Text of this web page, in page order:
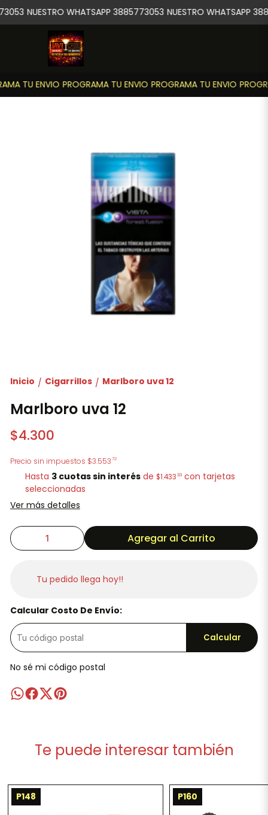
TU ENVIO PROGRAMA TU ENVIO PROGRAMA TU ENVIO
NUESTRO WHATSAPP 3885773053 NUESTRO WHATSAPP
Inicio / Cigarrillos / Marlboro uva 12
Marlboro uva 12
$4.300
Precio sin impuestos $3.55372
Hasta 3 cuotas sin interés de $1.433 33 con tarjetas
seleccionadas
Ver más detalles
Agregar al Carrito
Tu pedido llega hoy!!
Calcular Costo De Envío:
Calcular
No sé mi código postal
Te puede interesar también
P148 P160